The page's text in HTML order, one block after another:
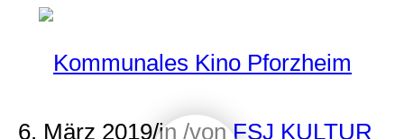
6. März 2019/in /vonFSJ KULTUR